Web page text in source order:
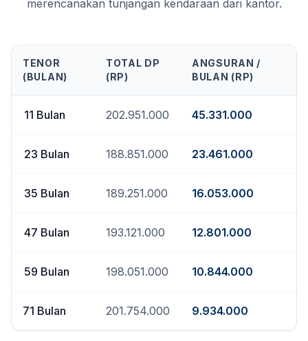
merencanakan tunjangan kendaraan dari kantor.
TENOR
(BULAN)
TOTAL DP
(RP)
ANGSURAN /
BULAN (RP)
11 Bulan 202.951.000 45.331.000
23 Bulan 188.851.000 23.461.000
35 Bulan 189.251.000 16.053.000
47 Bulan 193.121.000 12.801.000
59 Bulan 198.051.000 10.844.000
71 Bulan 201.754.000 9.934.000